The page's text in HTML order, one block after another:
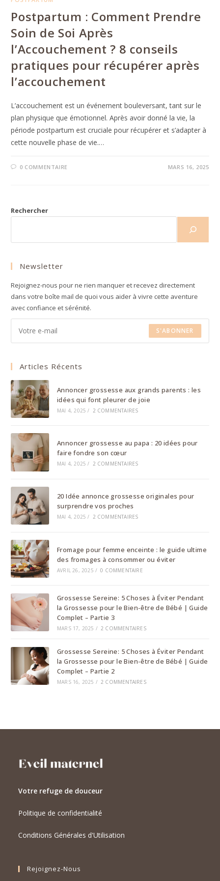
Postpartum : Comment Prendre
Soin de Soi Après
l’Accouchement ? 8 conseils
pratiques pour récupérer après
l’accouchement
L’accouchement est un événement bouleversant, tant sur le
plan physique que émotionnel. Après avoir donné la vie, la
période postpartum est cruciale pour récupérer et s’adapter à
cette nouvelle phase de vie.…
0 COMMENTAIRE MARS 16, 2025
Rechercher
Newsletter
Rejoignez-nous pour ne rien manquer et recevez directement
dans votre boîte mail de quoi vous aider à vivre cette aventure
avec confiance et sérénité.
S'ABONNER
Articles Récents
Annoncer grossesse aux grands parents : les
idées qui font pleurer de joie
MAI 4, 2025 / 2 COMMENTAIRES
Annoncer grossesse au papa : 20 idées pour
faire fondre son cœur
MAI 4, 2025 / 2 COMMENTAIRES
20 Idée annonce grossesse originales pour
surprendre vos proches
MAI 4, 2025 / 2 COMMENTAIRES
Fromage pour femme enceinte : le guide ultime
des fromages à consommer ou éviter
AVRIL 26, 2025 / 0 COMMENTAIRE
Grossesse Sereine: 5 Choses à Éviter Pendant
la Grossesse pour le Bien-être de Bébé | Guide
Complet – Partie 3
MARS 17, 2025 / 2 COMMENTAIRES
Grossesse Sereine: 5 Choses à Éviter Pendant
la Grossesse pour le Bien-être de Bébé | Guide
Complet – Partie 2
MARS 16, 2025 / 2 COMMENTAIRES
Votre refuge de douceur
Politique de confidentialité
Conditions Générales d'Utilisation
Rejoignez-Nous